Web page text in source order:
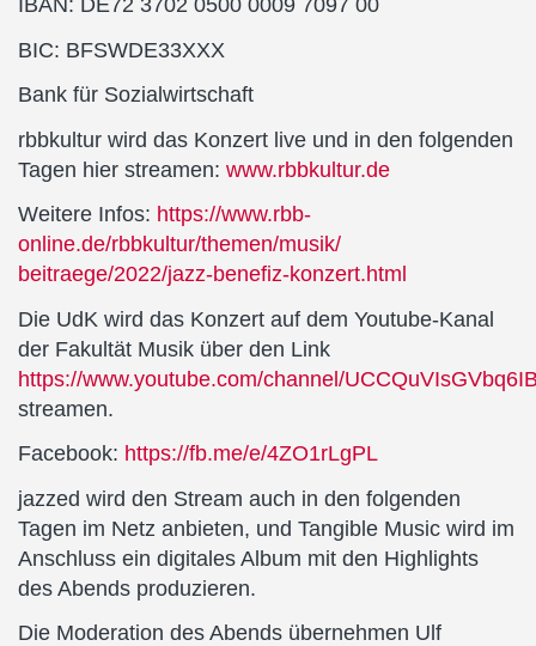
IBAN: DE72 3702 0500 0009 7097 00
BIC: BFSWDE33XXX
Bank für Sozialwirtschaft
rbbkultur wird das Konzert live und in den folgenden
Tagen hier streamen: www.rbbkultur.de
Weitere Infos: https://www.rbb-
online.de/rbbkultur/themen/musik/
beitraege/2022/jazz-benefiz-konzert.html
Die UdK wird das Konzert auf dem Youtube-Kanal
der Fakultät Musik über den Link
https://www.youtube.com/channel/
streamen.
Facebook: https://fb.me/e/4ZO1rLgPL
jazzed wird den Stream auch in den folgenden
Tagen im Netz anbieten, und Tangible Music wird im
Anschluss ein digitales Album mit den Highlights
des Abends produzieren.
Die Moderation des Abends übernehmen Ulf